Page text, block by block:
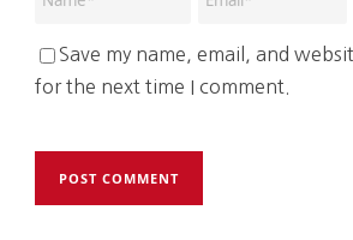
Save my name, email, and
for the next time I comment.